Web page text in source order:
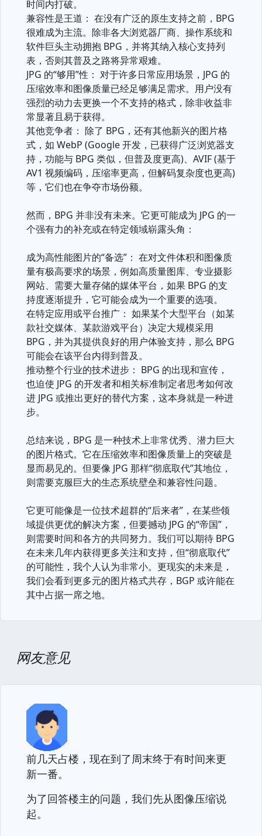
时间内打破。
兼容性是王道： 在没有广泛的原生支持之前，BPG
很难成为主流。除非各大浏览器厂商、操作系统和
软件巨头主动拥抱 BPG，并将其纳入核心支持列
表，否则其普及之路将异常艰难。
JPG 的“够用”性： 对于许多日常应用场景，JPG 的
压缩效率和图像质量已经足够满足需求。用户没有
强烈的动力去更换一个不支持的格式，除非收益非
常显著且易于获得。
其他竞争者： 除了 BPG，还有其他新兴的图片格
式，如 WebP (Google 开发，已获得广泛浏览器支
持，功能与 BPG 类似，但普及度更高)、AVIF (基于
AV1 视频编码，压缩率更高，但解码复杂度也更高)
等，它们也在争夺市场份额。
然而，BPG 并非没有未来。它更可能成为 JPG 的一
个强有力的补充或在特定领域崭露头角：
成为高性能图片的“备选”： 在对文件体积和图像质
量有极高要求的场景，例如高质量图库、专业摄影
网站、需要大量存储的媒体平台，如果 BPG 的支
持度逐渐提升，它可能会成为一个重要的选项。
在特定应用或平台推广： 如果某个大型平台（如某
款社交媒体、某款游戏平台）决定大规模采用
BPG，并为其提供良好的用户体验支持，那么 BPG
可能会在该平台内得到普及。
推动整个行业的技术进步： BPG 的出现和宣传，
也迫使 JPG 的开发者和相关标准制定者思考如何改
进 JPG 或推出更好的替代方案，这本身就是一种进
步。
总结来说，BPG 是一种技术上非常优秀、潜力巨大
的图片格式。它在压缩效率和图像质量上的突破是
显而易见的。但要像 JPG 那样“彻底取代”其地位，
则需要克服巨大的生态系统壁垒和兼容性问题。
它更可能像是一位技术超群的“后来者”，在某些领
域提供更优的解决方案，但要撼动 JPG 的“帝国”，
则需要时间和各方的共同努力。我们可以期待 BPG
在未来几年内获得更多关注和支持，但“彻底取代”
的可能性，我个人认为非常小。更现实的未来是，
我们会看到更多元的图片格式共存，BGP 或许能在
其中占据一席之地。
网友意见
前几天占楼，现在到了周末终于有时间来更
新一番。
为了回答楼主的问题，我们先从图像压缩说
起。